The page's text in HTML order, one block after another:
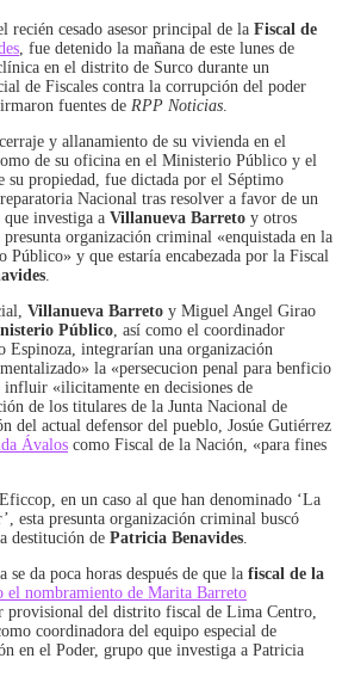
el recién cesado asesor principal de la Fiscal de
, fue detenido la mañana de este lunes de
en el distrito de Surco durante un
de Fiscales contra la corrupción del poder
fuentes de RPP Noticias
y allanamiento de su vivienda en el
de su oficina en el Ministerio Público y el
su propiedad, fue dictada por el Séptimo
Nacional tras resolver a favor de un
investiga a Villanueva Barreto y otros
presunta organización criminal «enquistada en la
y que estaría encabezada por la Fiscal
Villanueva Barreto y Miguel Angel Girao
Público , así como el coordinador
Espinoza, integrarían una organización
la «persecucion penal para benficio
«ilicitamente en decisiones de
de los titulares de la Junta Nacional de
del actual defensor del pueblo, Josúe Gutiérrez
Ávalos como Fiscal de la Nación, «para fines
en un caso al que han denominado ‘La
esta presunta organización criminal buscó
destitución de Patricia Benavides
se da poca horas después de que la fiscal de la
el nombramiento de Marita Barreto
provisional del distrito fiscal de Lima Centro,
coordinadora del equipo especial de
en el Poder, grupo que investiga a Patricia